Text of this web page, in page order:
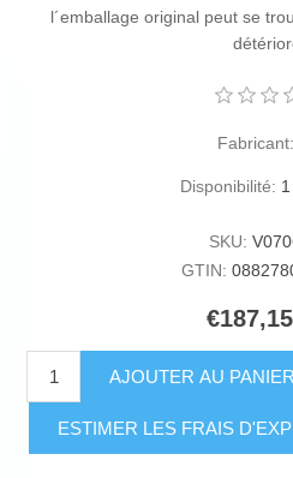
l´emballage original peut se
Fabricant:
Disponibilité:
SKU:
GTIN:
AJOUTER AU PANIER
ESTIMER LES FRAIS